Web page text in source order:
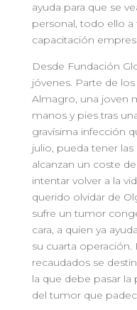
ayuda para que se
personal, todo ello a
capacitación
Desde Fundación
jóvenes. Parte de
Almagro, una joven
manos y pies tras
gravísima infección
julio, pueda tener
alcanzan un coste
intentar volver a la
querido olvidar de
sufre un tumor
cara, a quien ya
su cuarta
recaudados se
la que debe pasar
del tumor que